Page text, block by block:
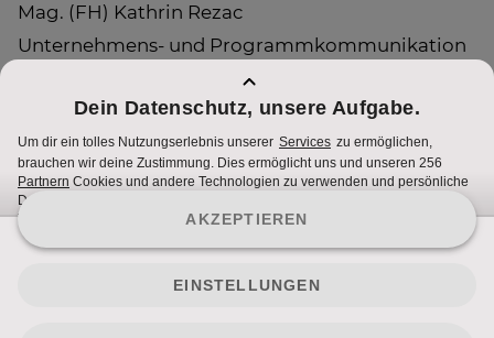
Mag. (FH) Kathrin Rezac
Unternehmens- und Programmkommunikation
kathrin.rezac@sevenonemedia.at